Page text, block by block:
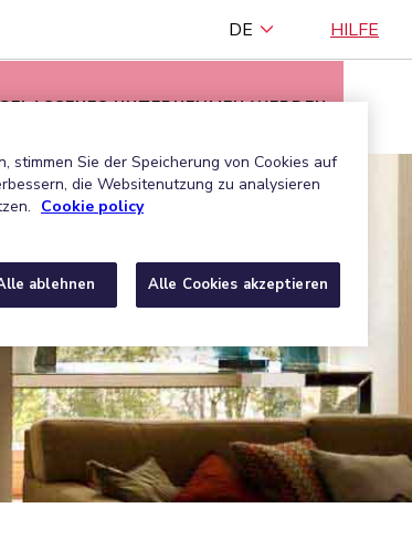
DE HILFE
UNTERNEHMEN WERDEN
stimmen Sie der Speicherung von Cookies auf
die Websitenutzung zu analysieren
Cookie policy
ablehnen Alle Cookies akzeptieren